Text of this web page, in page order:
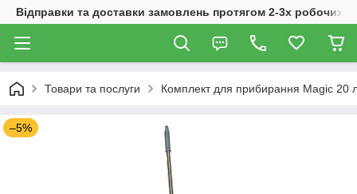
Відправки та доставки замовлень протягом 2-3х робочих
Товари та послуги Комплект для прибирання Magic 20
–5%